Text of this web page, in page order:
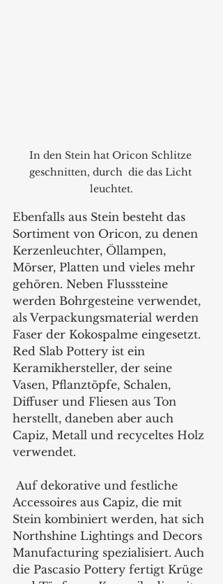
In den Stein hat Oricon Schlitze
geschnitten, durch  die das Licht
leuchtet.
Ebenfalls aus Stein besteht das
Sortiment von Oricon, zu denen
Kerzenleuchter, Öllampen,
Mörser, Platten und vieles mehr
gehören. Neben Flusssteine
werden Bohrgesteine verwendet,
als Verpackungsmaterial werden
Faser der Kokospalme eingesetzt.
Red Slab Pottery ist ein
Keramikhersteller, der seine
Vasen, Pflanztöpfe, Schalen,
Diffuser und Fliesen aus Ton
herstellt, daneben aber auch
Capiz, Metall und recyceltes Holz
verwendet.
Accessoires aus Capiz, die mit
Stein kombiniert werden, hat sich
Northshine Lightings and Decors
Manufacturing spezialisiert. Auch
die Pascasio Pottery fertigt Krüge